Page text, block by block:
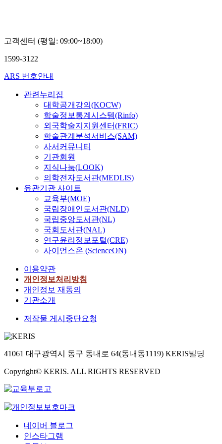
고객센터 (평일: 09:00~18:00)
1599-3122
ARS 번호안내
관련누리집
대학공개강의(KOCW)
학술정보통계시스템(Rinfo)
외국학술지지원센터(FRIC)
학술관계분석서비스(SAM)
사서커뮤니티
기관회원
지식나눔(LOOK)
의학전자도서관(MEDLIS)
유관기관 사이트
교육부(MOE)
국립장애인도서관(NLD)
국립중앙도서관(NL)
국회도서관(NAL)
연구윤리정보포털(CRE)
사이언스온 (ScienceON)
이용약관
개인정보처리방침
개인정보 재동의
기관소개
저작물 게시중단요청
41061 대구광역시 동구 동내로 64(동내동1119) KERIS빌딩
Copyright© KERIS. ALL RIGHTS RESERVED
네이버 블로그
인스타그램